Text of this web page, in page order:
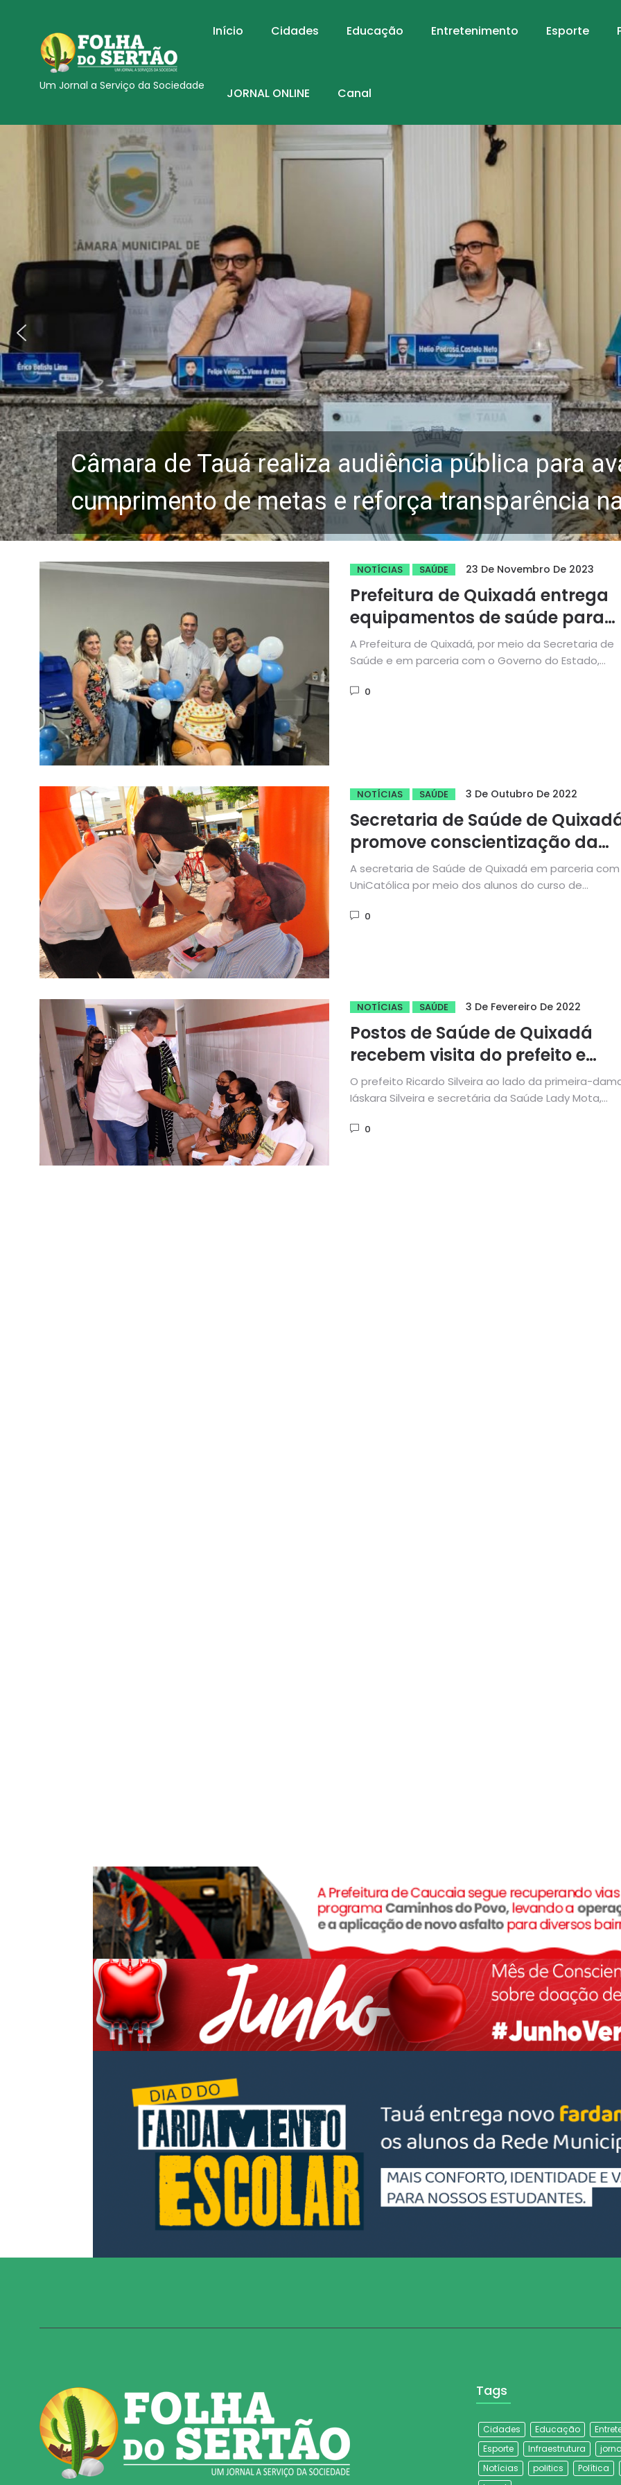
Um Jornal a Serviço da Sociedade
Início Cidades Educação Entretenimento Esporte
JORNAL ONLINE Canal
Câmara de Tauá realiza audiência pública para
cumprimento de metas e reforça transparência
NOTÍCIAS SAÚDE 23 De Novembro De 2023
Prefeitura de Quixadá entrega
equipamentos de saúde para
pacientes com deficiência
A Prefeitura de Quixadá, por meio da Secretaria de
Saúde e em parceria com o Governo do Estado,
0
NOTÍCIAS SAÚDE 3 De Outubro De 2022
Secretaria de Saúde de
promove conscientização da
importância do diagnóstico
precoce do câncer de boca
A secretaria de Saúde de Quixadá em parceria
UniCatólica por meio dos alunos do curso de
0
NOTÍCIAS SAÚDE 3 De Fevereiro De 2022
Postos de Saúde de Quixadá
recebem visita do prefeito e
comitiva
O prefeito Ricardo Silveira ao lado da primeira-
Iáskara Silveira e secretária da Saúde Lady Mota,
0
Tags
Cidades Educação
Esporte
Infraestrutura
Notícias
politics
Política